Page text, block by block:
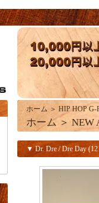
ホーム ＞ HIP HOP G-
ホーム ＞ NEW
▼ Dr. Dre / Dre Day (12